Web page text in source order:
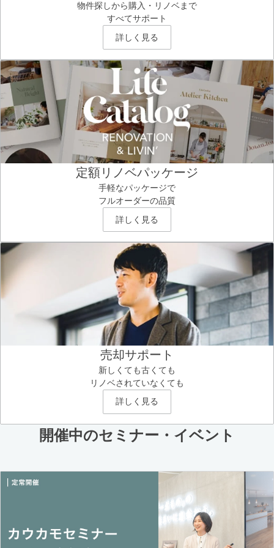
物件探しから購入・リノベまで
すべてサポート
詳しく見る
定額リノベパッケージ
手軽なパッケージで
フルオーダーの品質
詳しく見る
売却サポート
新しくても古くても
リノベされていなくても
詳しく見る
開催中のセミナー・イベント